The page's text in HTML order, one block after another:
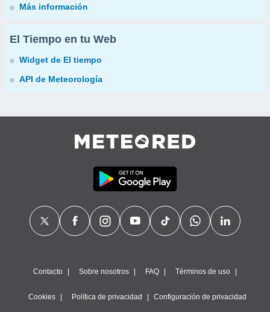
Más información
El Tiempo en tu Web
Widget de El tiempo
API de Meteorología
Contacto Sobre nosotros FAQ Términos de uso
Cookies Política de privacidad Configuración de privacidad